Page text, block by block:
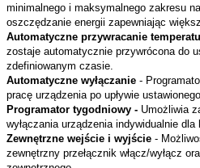
minimalnego i maksymalnego zakresu
oszczędzanie energii zapewniając
Automatyczne przywracanie
zostaje automatycznie przywrócona do
zdefiniowanym czasie.
Automatyczne wyłączanie -
pracę urządzenia po upływie
Programator tygodniowy - Umożliwia
wyłączania urządzenia indywidualnie dla
Zewnętrzne wejście i wyjście -
zewnętrzny przełącznik włącz/wyłącz